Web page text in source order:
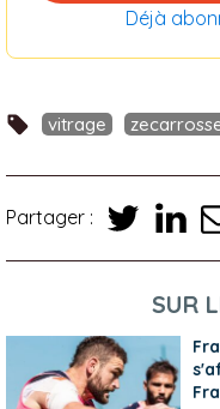
Déjà
vitrage
Partager :
SUR